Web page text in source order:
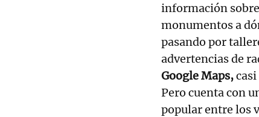
información
monumentos a
pasando por
advertencias de
Google Maps,
Pero cuenta con
popular entre los